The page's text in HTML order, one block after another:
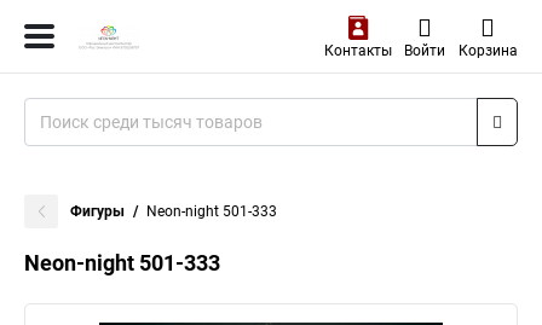
Контакты Войти Корзина
Фигуры Neon-night 501-333
Neon-night 501-333